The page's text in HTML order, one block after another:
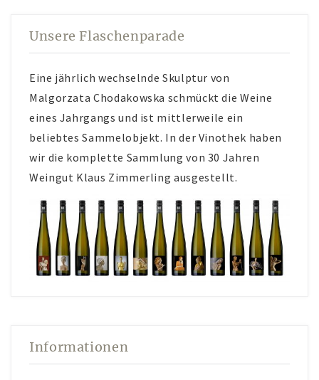
Unsere Flaschenparade
Eine jährlich wechselnde Skulptur von
Malgorzata Chodakowska schmückt die Weine
eines Jahrgangs und ist mittlerweile ein
beliebtes Sammelobjekt. In der Vinothek haben
wir die komplette Sammlung von 30 Jahren
Weingut Klaus Zimmerling ausgestellt.
Informationen